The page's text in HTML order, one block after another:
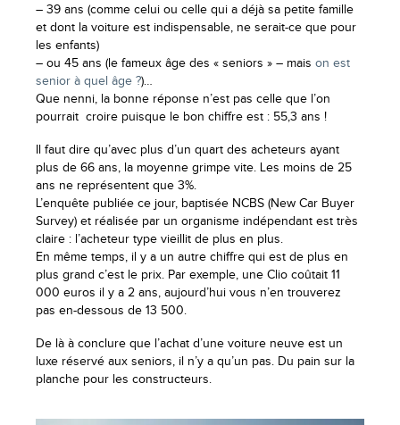
– 39 ans (comme celui ou celle qui a déjà sa petite famille
et dont la voiture est indispensable, ne serait-ce que pour
les enfants)
– ou 45 ans (le fameux âge des « seniors » – mais on est
senior à quel âge ?)…
Que nenni, la bonne réponse n’est pas celle que l’on
pourrait croire puisque le bon chiffre est : 55,3 ans !
Il faut dire qu’avec plus d’un quart des acheteurs ayant
plus de 66 ans, la moyenne grimpe vite. Les moins de 25
ans ne représentent que 3%.
L’enquête publiée ce jour, baptisée NCBS (New Car Buyer
Survey) et réalisée par un organisme indépendant est très
claire : l’acheteur type vieillit de plus en plus.
En même temps, il y a un autre chiffre qui est de plus en
plus grand c’est le prix. Par exemple, une Clio coûtait 11
000 euros il y a 2 ans, aujourd’hui vous n’en trouverez
pas en-dessous de 13 500.
De là à conclure que l’achat d’une voiture neuve est un
luxe réservé aux seniors, il n’y a qu’un pas. Du pain sur la
planche pour les constructeurs.